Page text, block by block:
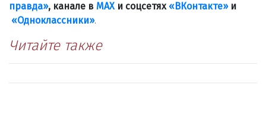
правда», канале в МАХи соцсетях «ВКонтакте»и
«Одноклассники».
Читайте также